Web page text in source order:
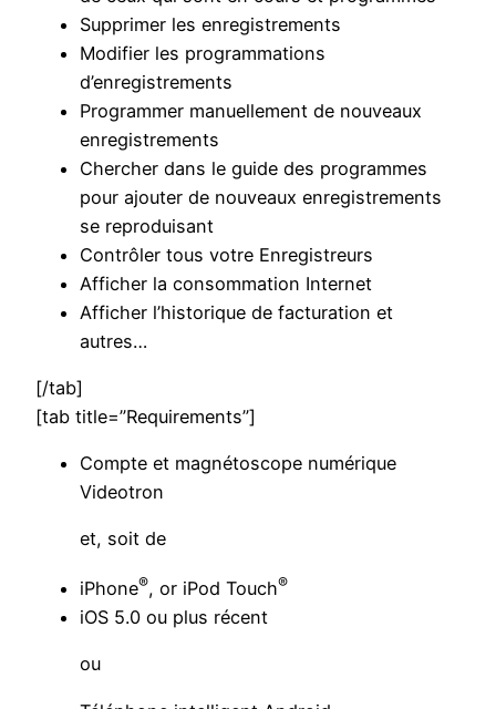
Supprimer les enregistrements
Modifier les programmations
d’enregistrements
Programmer manuellement de nouveaux
enregistrements
Chercher dans le guide des programmes
pour ajouter de nouveaux enregistrements
se reproduisant
Contrôler tous votre Enregistreurs
Afficher la consommation Internet
Afficher l’historique de facturation et
autres…
[/tab]
[tab title=”Requirements”]
Compte et magnétoscope numérique
Videotron
et, soit de
iPhone®, or iPod Touch®
iOS 5.0 ou plus récent
ou